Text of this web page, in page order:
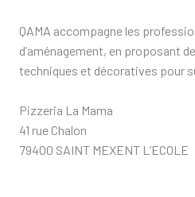
QAMA accompagne les
d’aménagement, en proposant
techniques et décoratives pour
Pizzeria La Mama
41 rue Chalon
79400 SAINT MEXENT L’ECOLE